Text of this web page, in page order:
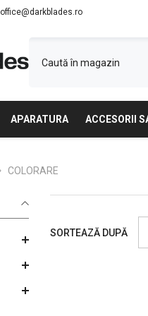
office@darkblades.ro
APARATURA ACCESORII
COLORARE
SORTEAZĂ DUPĂ